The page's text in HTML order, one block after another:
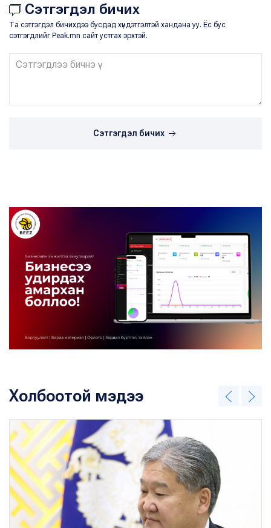
Сэтгэгдэл бичих
Та сэтгэгдэл бичихдээ бусдад хүндэтгэлтэй хандана уу. Ёс бус
сэтгэгдлийг Peak.mn сайт устгах эрхтэй.
Сэтгэгдэл бичих
Холбоотой мэдээ